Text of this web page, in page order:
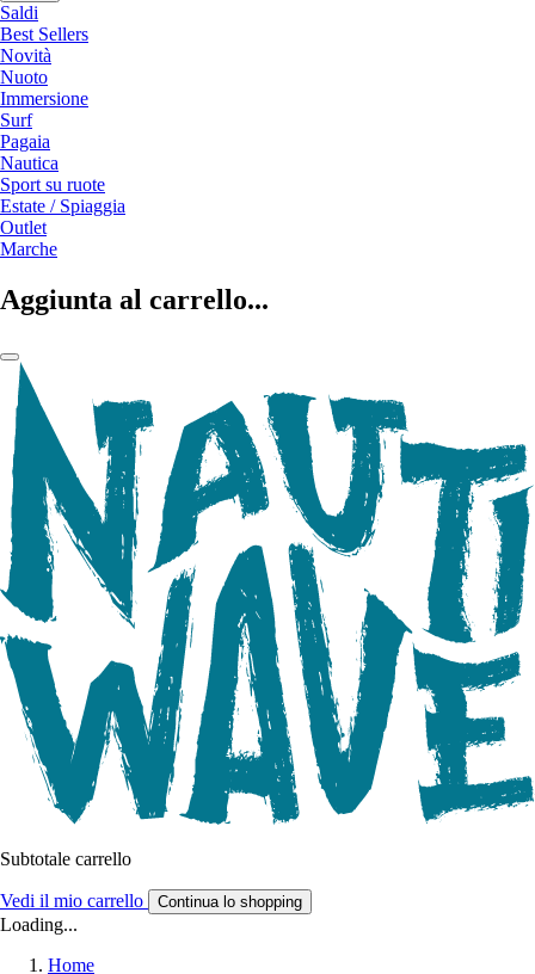
Saldi
Best Sellers
Novità
Nuoto
Immersione
Surf
Pagaia
Nautica
Sport su ruote
Estate / Spiaggia
Outlet
Marche
Aggiunta al carrello...
Subtotale carrello
Vedi il mio carrello Continua lo shopping
Loading...
Home